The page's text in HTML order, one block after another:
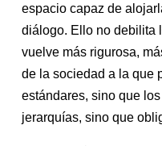
espacio capaz de
diálogo. Ello no debilita
vuelve más rigurosa,
de la sociedad a la que
estándares, sino que
jerarquías, sino que